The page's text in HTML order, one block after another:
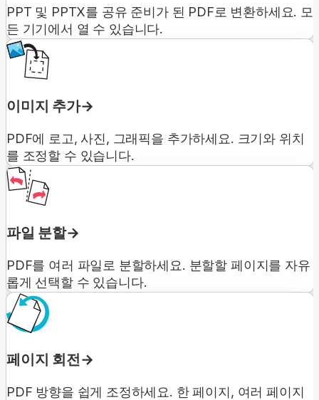
PPT 및 PPTX를 공유 준비가 된 PDF로 변환하세요. 모
든 기기에서 열 수 있습니다.
이미지 추가
PDF에 로고, 사진, 그래픽을 추가하세요. 크기와 위치
를 조정할 수 있습니다.
파일 분할
PDF를 여러 파일로 분할하세요. 분할할 페이지를 자유
롭게 선택할 수 있습니다.
페이지 회전
PDF 방향을 쉽게 조정하세요. 한 페이지, 여러 페이지